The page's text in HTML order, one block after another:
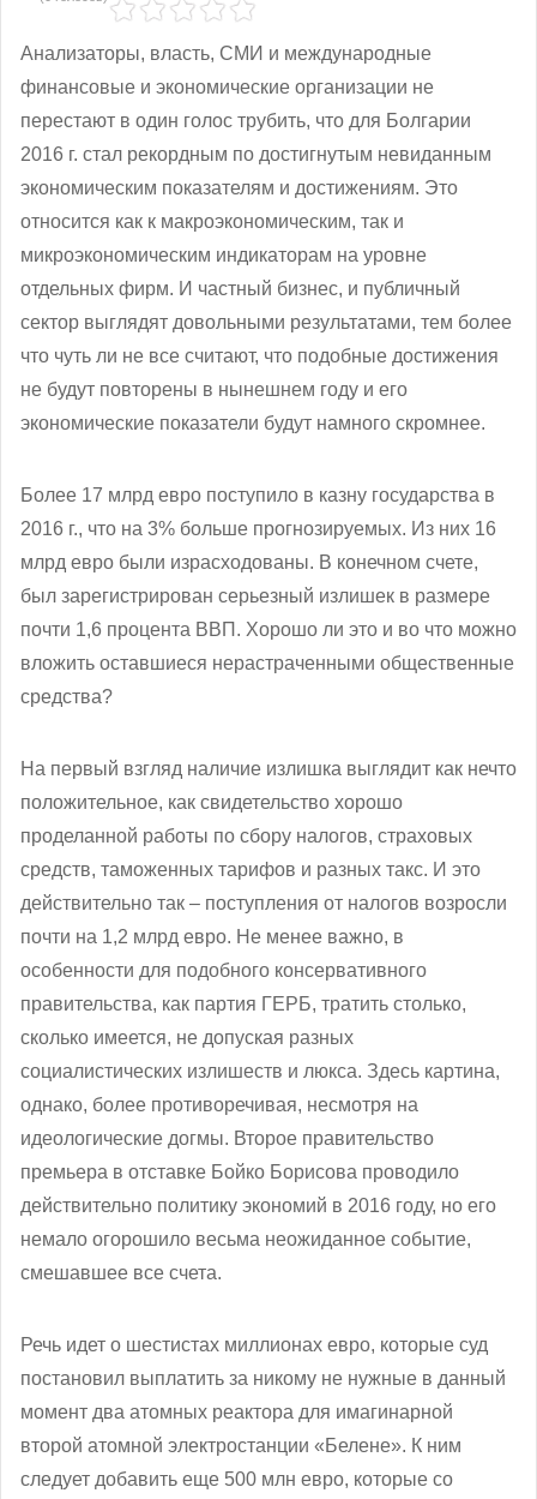
Анализаторы, власть, СМИ и международные
финансовые и экономические организации не
перестают в один голос трубить, что для Болгарии
2016 г. стал рекордным по достигнутым невиданным
экономическим показателям и достижениям. Это
относится как к макроэкономическим, так и
микроэкономическим индикаторам на уровне
отдельных фирм. И частный бизнес, и публичный
сектор выглядят довольными результатами, тем более
что чуть ли не все считают, что подобные достижения
не будут повторены в нынешнем году и его
экономические показатели будут намного скромнее.
Более 17 млрд евро поступило в казну государства в
2016 г., что на 3% больше прогнозируемых. Из них 16
млрд евро были израсходованы. В конечном счете,
был зарегистрирован серьезный излишек в размере
почти 1,6 процента ВВП. Хорошо ли это и во что можно
вложить оставшиеся нерастраченными общественные
средства?
На первый взгляд наличие излишка выглядит как нечто
положительное, как свидетельство хорошо
проделанной работы по сбору налогов, страховых
средств, таможенных тарифов и разных такс. И это
действительно так – поступления от налогов возросли
почти на 1,2 млрд евро. Не менее важно, в
особенности для подобного консервативного
правительства, как партия ГЕРБ, тратить столько,
сколько имеется, не допуская разных
социалистических излишеств и люкса. Здесь картина,
однако, более противоречивая, несмотря на
идеологические догмы. Второе правительство
премьера в отставке Бойко Борисова проводило
действительно политику экономий в 2016 году, но его
немало огорошило весьма неожиданное событие,
смешавшее все счета.
Речь идет о шестистах миллионах евро, которые суд
постановил выплатить за никому не нужные в данный
момент два атомных реактора для имагинарной
второй атомной электростанции «Белене». К ним
следует добавить еще 500 млн евро, которые со